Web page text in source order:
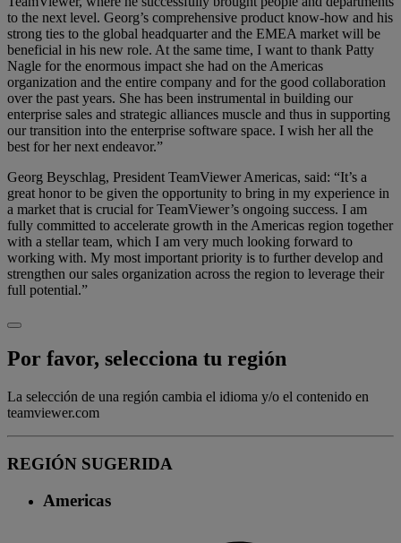
to the next level. Georg’s comprehensive product know-how and his
strong ties to the global headquarter and the EMEA market will be
beneficial in his new role. At the same time, I want to thank Patty
Nagle for the enormous impact she had on the Americas
organization and the entire company and for the good collaboration
over the past years. She has been instrumental in building our
enterprise sales and strategic alliances muscle and thus in supporting
our transition into the enterprise software space. I wish her all the
best for her next endeavor.”
Georg Beyschlag, President TeamViewer Americas, said: “It’s a
great honor to be given the opportunity to bring in my experience in
a market that is crucial for TeamViewer’s ongoing success. I am
fully committed to accelerate growth in the Americas region together
with a stellar team, which I am very much looking forward to
working with. My most important priority is to further develop and
strengthen our sales organization across the region to leverage their
full potential.”
Por favor, selecciona tu región
La selección de una región cambia el idioma y/o el contenido en
teamviewer.com
REGIÓN SUGERIDA
Americas